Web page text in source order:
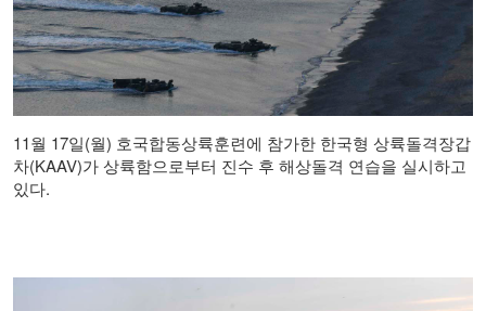
11월 17일(월) 호국합동상륙훈련에 참가한 한국형 상륙돌격장갑
차(KAAV)가 상륙함으로부터 진수 후 해상돌격 연습을 실시하고
있다.